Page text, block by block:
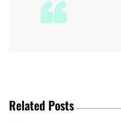
Related Posts